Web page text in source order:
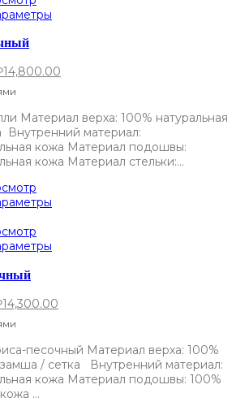
14,800.00
Материал верха: 100% натуральная
материал:
кожа Материал подошвы:
кожа Материал стельки:…
14,300.00
песочный Материал верха: 100%
замша / сетка Внутренний материал:
кожа Материал подошвы: 100%
…